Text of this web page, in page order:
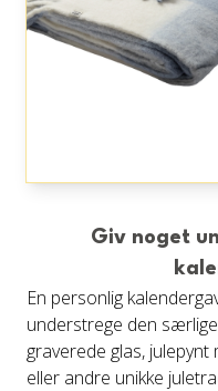
Giv noget
En personlig
understrege den
graverede glas,
eller andre unikke